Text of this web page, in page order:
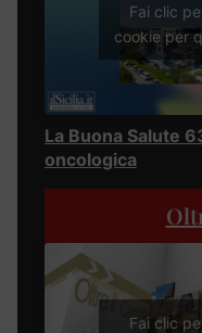
Fai clic
cookie per
La Buona Salute
oncologica
Fai clic